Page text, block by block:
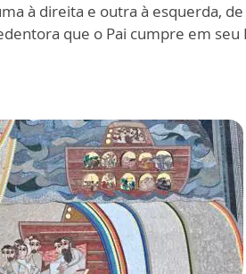
à direita e outra à esquerda,
que o Pai cumpre em